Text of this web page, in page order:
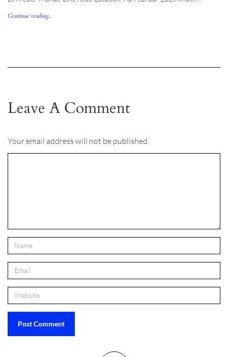
Continue reading...
Leave A Comment
Your email address will not be published.